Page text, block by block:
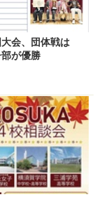
会、団体戦は
が優勝